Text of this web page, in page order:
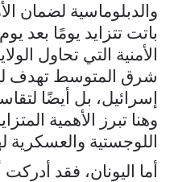
والدبلوماسية لضمان
باتت تتزايد يومًا بعد
الأمنية التي تحاول
شرق المتوسط تهدف
إسرائيل، بل أيضًا
وهنا تبرز الأهمية
اللوجستية والعسكرية
أما اليونان، فقد